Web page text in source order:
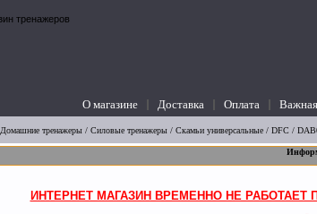
О магазине Доставка Оплата
Домашние тренажеры / Силовые тренажеры / Скамьи универсальные / DFC /
ИНТЕРНЕТ МАГАЗИН ВРЕМЕННО НЕ